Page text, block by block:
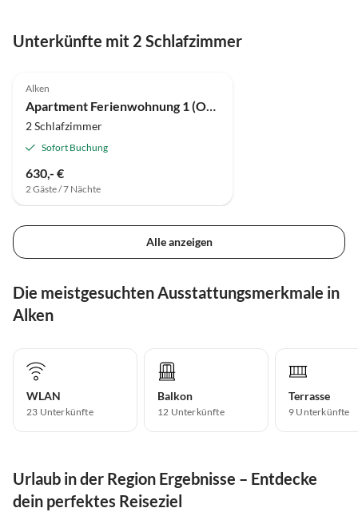
Unterkünfte mit 2 Schlafzimmer
Alken
Apartment Ferienwohnung 1 (Obergeschoss)
2 Schlafzimmer
Sofort Buchung
630,- €
2 Gäste / 7 Nächte
Alle anzeigen
Die meistgesuchten Ausstattungsmerkmale in
Alken
WLAN
23 Unterkünfte
Balkon
12 Unterkünfte
Terrasse
9 Unterkünfte
Urlaub in der Region Ergebnisse – Entdecke
dein perfektes Reiseziel